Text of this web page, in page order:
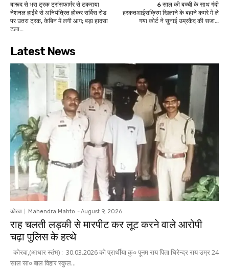
बारूद से भरा ट्रक ट्रांसफार्मर से टकराया
नेशनल हाईवे से अनियंत्रित होकर सर्विस रोड
पर उतरा ट्रक, केबिन में लगी आग; बड़ा हादसा
टला…
6 साल की बच्ची के साथ गंदी
हरकतआईसक्रिम खिलाने के बहाने कमरे में ले
गया कोर्ट ने सुनाई उम्रकैद की सजा…
Latest News
कोरबा Mahendra Mahto - August 9, 2026
राह चलती लड़की से मारपीट कर लूट करने वाले आरोपी
चढ़ा पुलिस के हत्थे
कोरबा,(आधार स्तंभ) : 30.03.2026 को प्रार्थीया कु० पूनम राय पिता धिरेन्द्र राय उम्र 24
साल सा० बाल विहार स्कुल...